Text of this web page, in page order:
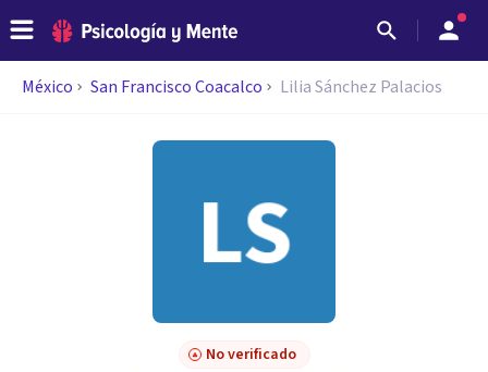
México San Francisco Coacalco Lilia Sánchez Palacios
No verificado